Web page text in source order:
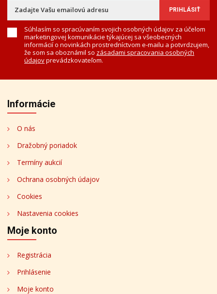
Súhlasím so spracúvaním svojich osobných údajov za účelom
marketingovej komunikácie týkajúcej sa všeobecných
informácií o novinkách prostredníctvom e-mailu a potvrdzujem,
že som sa oboznámil so zásadami spracovania osobných
údajovprevádzkovateľom.
Informácie
O nás
Dražobný poriadok
Termíny aukcií
Ochrana osobných údajov
Cookies
Nastavenia cookies
Moje konto
Registrácia
Prihlásenie
Moje konto